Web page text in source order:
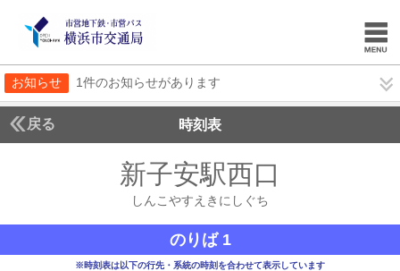
お知らせ 1件のお知らせがあります
戻る 時刻表
新子安駅西口
しんこやすえきにしぐち
のりば 1
※時刻表は以下の行先・系統の時刻を合わせて表示しています